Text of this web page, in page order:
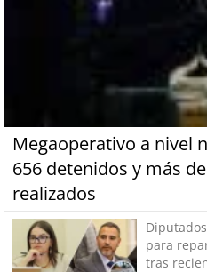
Megaoperativo a nivel
656 detenidos y más
realizados
para
tras